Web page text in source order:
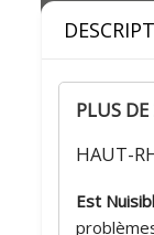
PLUS DE
HAUT-
Est